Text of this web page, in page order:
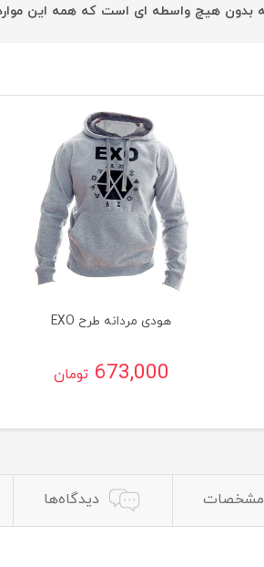
هودی مردانه طرح EXO
673,000 تومان
مشخصات دیدگاه‌ها